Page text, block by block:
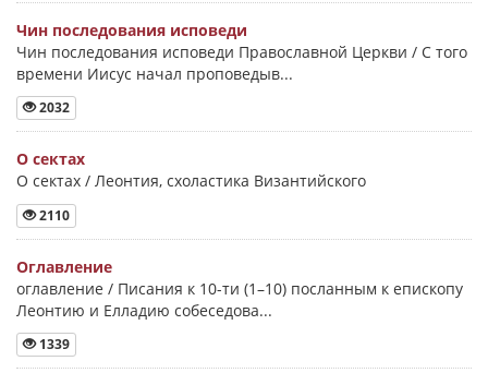
Чин последования исповеди
Чин последования исповеди Православной Церкви / С того
времени Иисус начал проповедыв...
2032
О сектах
О сектах / Леонтия, схоластика Византийского
2110
Оглавление
оглавление / Писания к 10-ти (1–10) посланным к епископу
Леонтию и Елладию собеседова...
1339